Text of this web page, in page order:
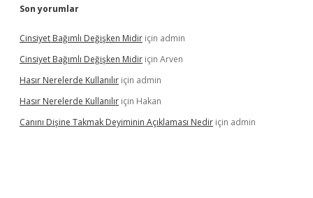
Son yorumlar
Cinsiyet Bağımlı Değişken Midir için admin
Cinsiyet Bağımlı Değişken Midir için Arven
Hasır Nerelerde Kullanılır için admin
Hasır Nerelerde Kullanılır için Hakan
Canını Dişine Takmak Deyiminin Açıklaması Nedir için admin